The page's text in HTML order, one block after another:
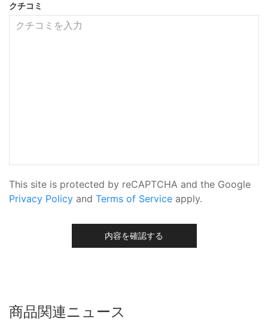
クチコミ
This site is protected by reCAPTCHA and the Google
Privacy Policy and Terms of Service apply.
内容を確認する
商品関連ニュース